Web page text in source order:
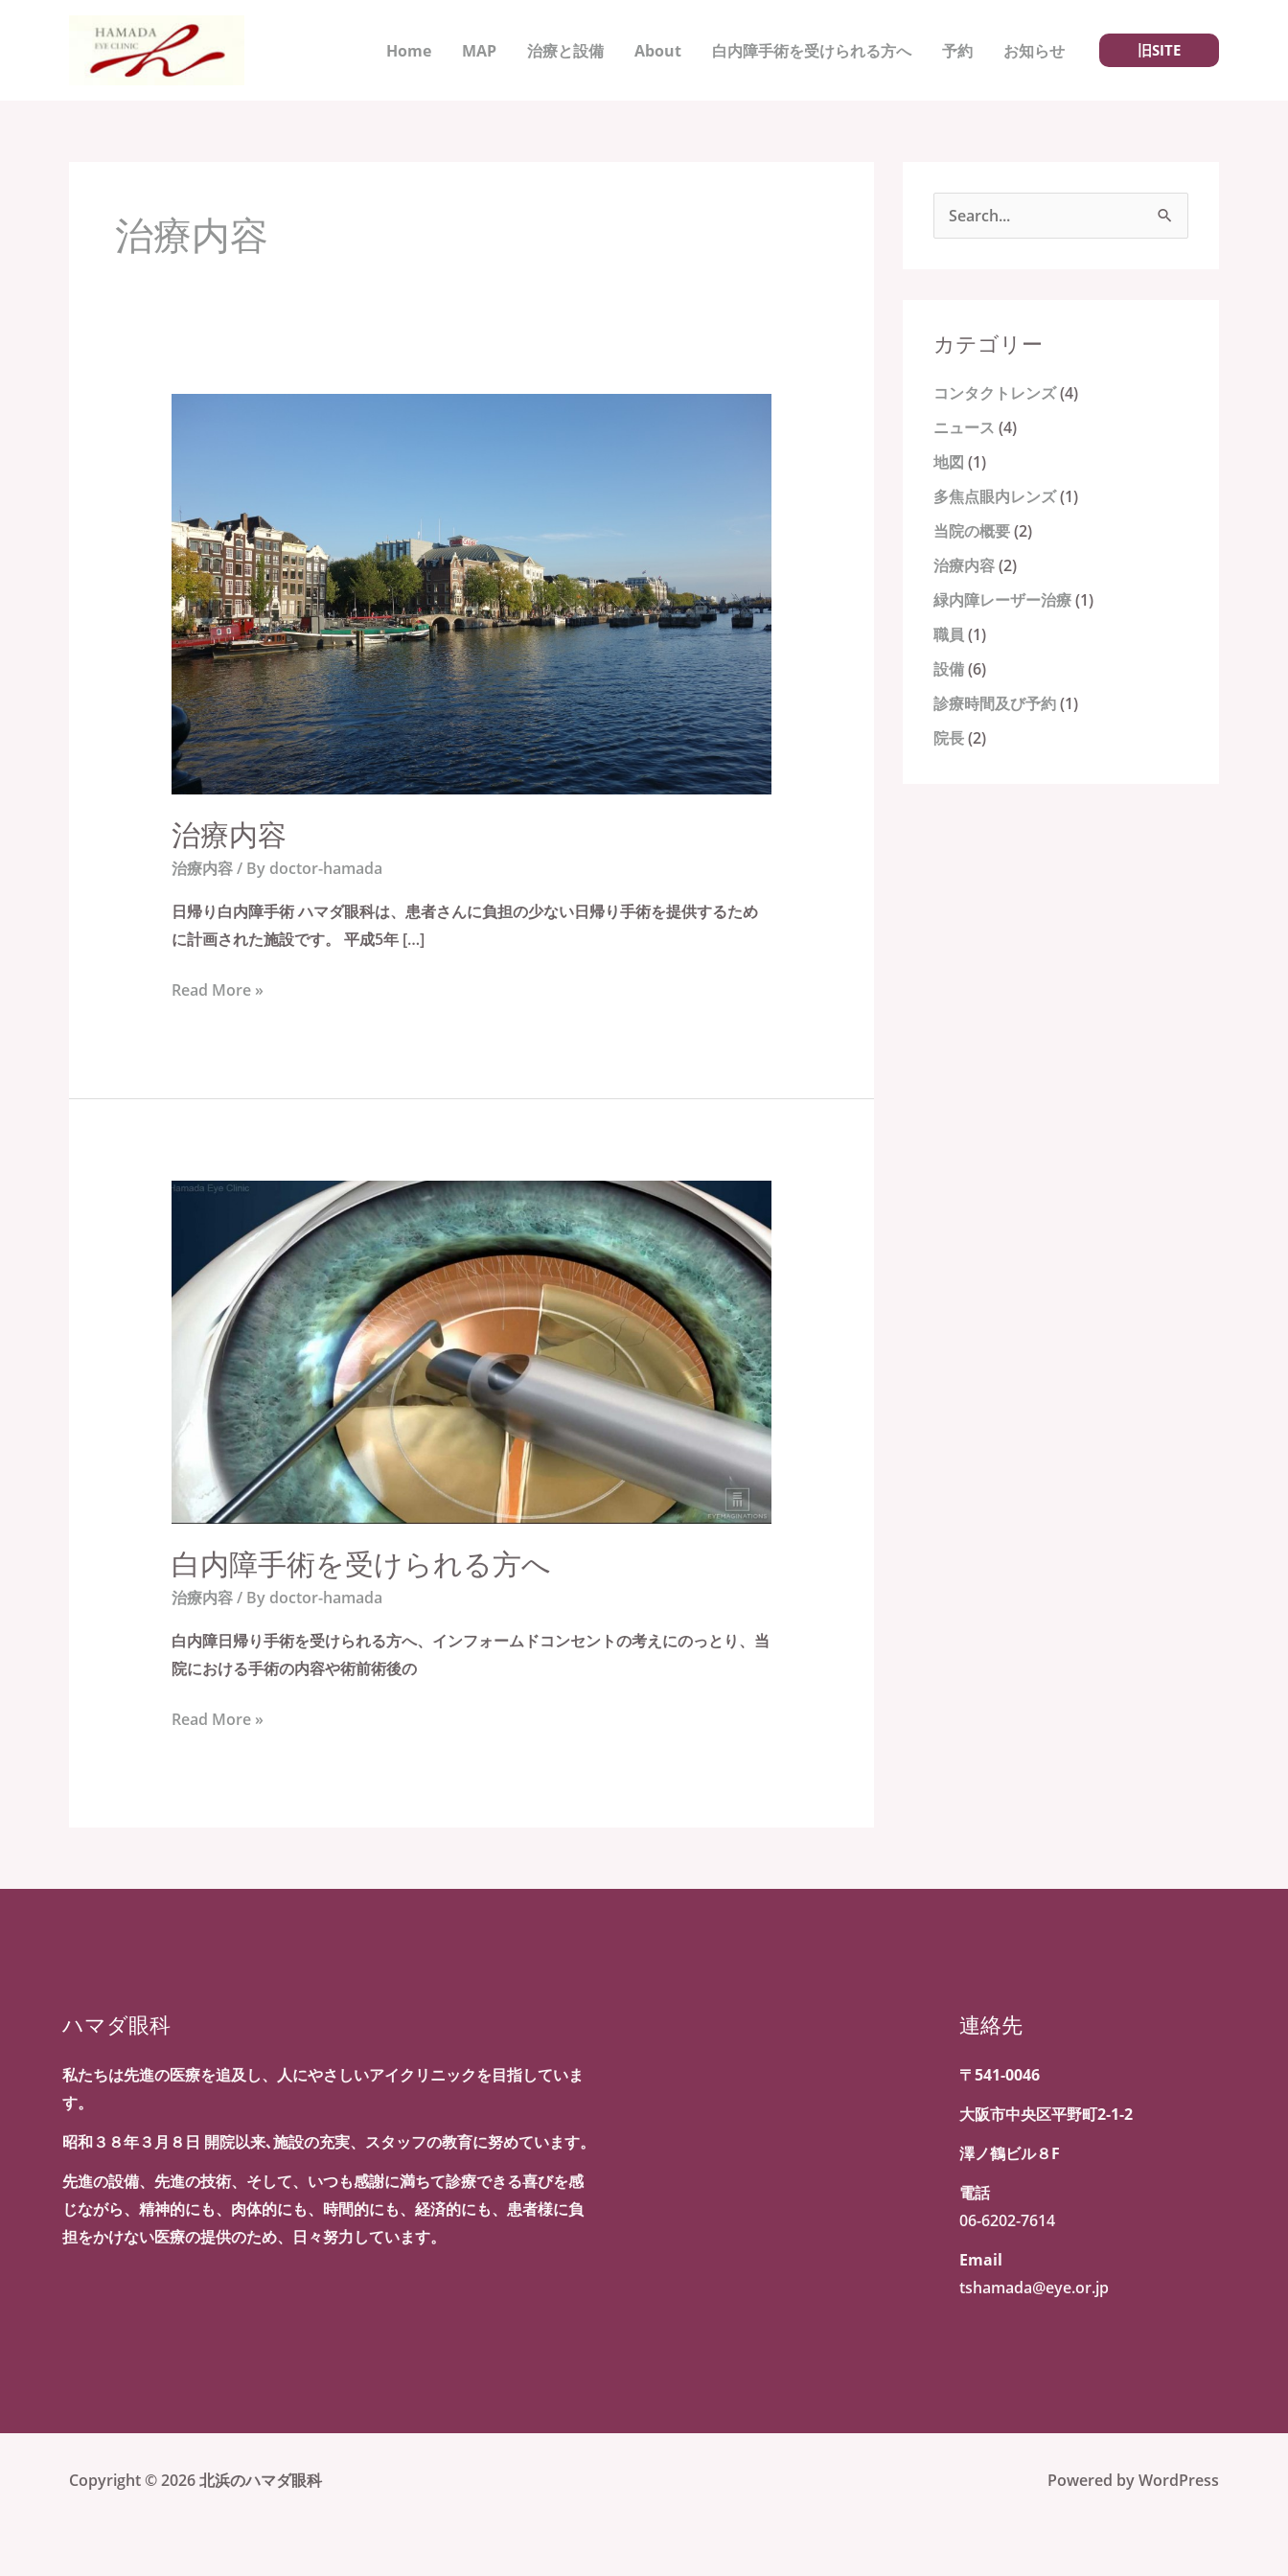
Home MAP 治療と設備 About 白内障手術を受けられる方へ 予約 お知らせ 旧SITE
治療内容
治療内容
治療内容/ By doctor-hamada
日帰り白内障手術 ハマダ眼科は、患者さんに負担の少ない日帰り手術を提供するため
に計画された施設です。 平成5年 […]
Read More »
白内障手術を受けられる方へ
治療内容/ By doctor-hamada
白内障日帰り手術を受けられる方へ、インフォームドコンセントの考えにのっとり、当
院における手術の内容や術前術後の
白
術
へ
Read More »
カテゴリー
コンタクトレンズ(4)
ニュース (4)
地図 (1)
多焦点眼内レンズ(1)
当院の概要(2)
治療内容(2)
緑内障レーザー治療(1)
職員 (1)
設備(6)
診療時間及び予約(1)
院長(2)
ハマダ眼科
私たちは先進の医療を追及し、人にやさしいアイクリニックを目指していま
す。
昭和３８年３月８日 開院以来､施設の充実、スタッフの教育に努めています。
先進の設備、先進の技術、そして、いつも感謝に満ちて診療できる喜びを感
じながら、精神的にも、肉体的にも、時間的にも、経済的にも、患者様に負
担をかけない医療の提供のため、日々努力しています。
連絡先
〒541-0046
大阪市中央区平野町2-1-2
澤ノ鶴ビル８F
電話
06-6202-7614
Email
tshamada@eye.or.jp
Copyright © 2026 北浜のハマダ眼科 Powered by WordPress